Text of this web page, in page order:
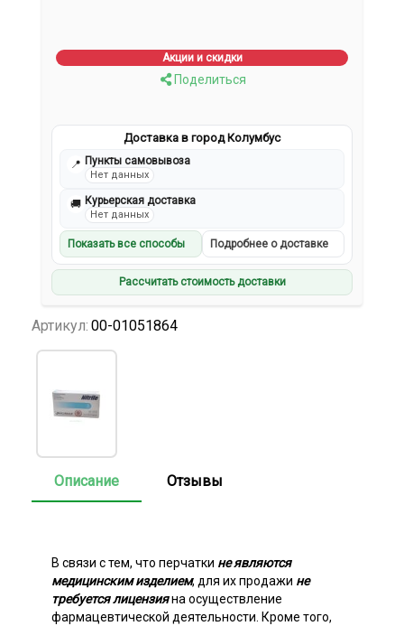
Акции и скидки
Поделиться
Доставка в город Колумбус
📍 Пункты самовывоза
Нет данных
🚚 Курьерская доставка
Нет данных
Показать все способы Подробнее о доставке
Рассчитать стоимость доставки
Артикул: 00-01051864
Описание Отзывы
В связи с тем, что перчатки не являются
медицинским изделием, для их продажи не
требуется лицензияна осуществление
фармацевтической деятельности. Кроме того,